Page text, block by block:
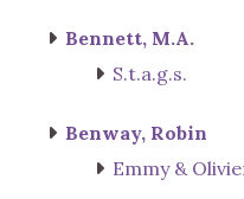
Bennett, M.A.
S.t.a.g.s.
Benway, Robin
Emmy &